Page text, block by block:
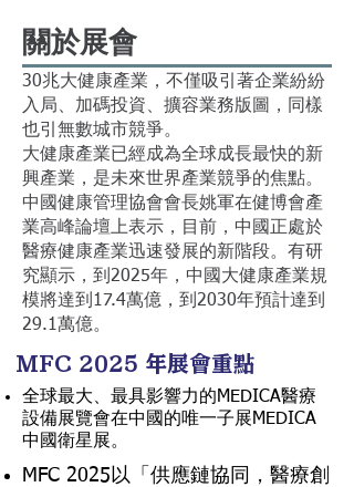
關於展會
30兆大健康產業，不僅吸引著企業紛紛
入局、加碼投資、擴容業務版圖，同樣
也引無數城市競爭。
大健康產業已經成為全球成長最快的新
興產業，是未來世界產業競爭的焦點。
中國健康管理協會會長姚軍在健博會產
業高峰論壇上表示，目前，中國正處於
醫療健康產業迅速發展的新階段。有研
究顯示，到2025年，中國大健康產業規
模將達到17.4萬億，到2030年預計達到
29.1萬億。
MFC 2025 年展會重點
全球最大、最具影響力的MEDICA醫療
設備展覽會在中國的唯一子展MEDICA
中國衛星展。
MFC 2025以「供應鏈協同，醫療創